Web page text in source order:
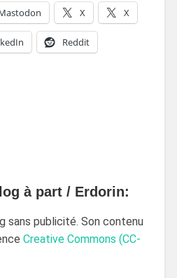
X X
Reddit
à part / Erdorin:
sans publicité. Son contenu
Creative Commons (CC-